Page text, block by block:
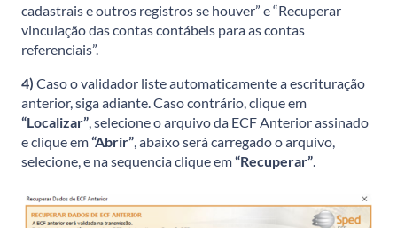
cadastrais e outros registros se houver” e “Recuperar
vinculação das contas contábeis para as contas
referenciais”.
4) Caso o validador liste automaticamente a escrituração
anterior, siga adiante. Caso contrário, clique em
“Localizar” , selecione o arquivo da ECF Anterior assinado
e clique em“Abrir” , abaixo será carregado o arquivo,
selecione, e na sequencia clique em“Recuperar”